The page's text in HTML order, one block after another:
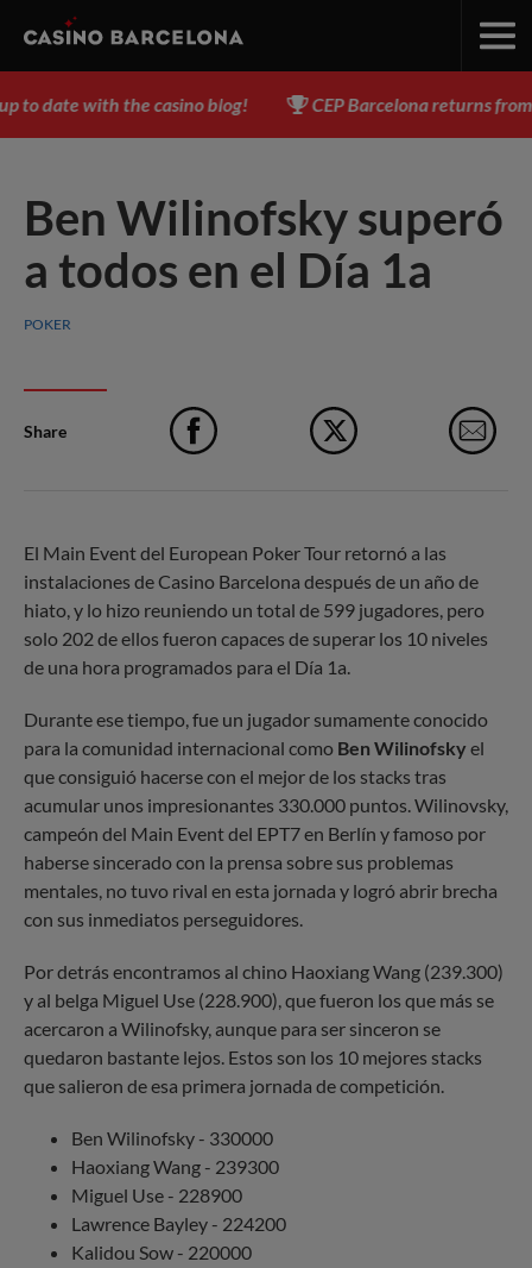
date with the casino blog! CEP Barcelona returns from
Ben Wilinofsky superó
a todos en el Día 1a
POKER
Share
El Main Event del European Poker Tour retornó a las
instalaciones de Casino Barcelona después de un año de
hiato, y lo hizo reuniendo un total de 599 jugadores, pero
solo 202 de ellos fueron capaces de superar los 10 niveles
de una hora programados para el Día 1a.
Durante ese tiempo, fue un jugador sumamente conocido
para la comunidad internacional como Ben Wilinofsky el
que consiguió hacerse con el mejor de los stacks tras
acumular unos impresionantes 330.000 puntos. Wilinovsky,
campeón del Main Event del EPT7 en Berlín y famoso por
haberse sincerado con la prensa sobre sus problemas
mentales, no tuvo rival en esta jornada y logró abrir brecha
con sus inmediatos perseguidores.
Por detrás encontramos al chino Haoxiang Wang (239.300)
y al belga Miguel Use (228.900), que fueron los que más se
acercaron a Wilinofsky, aunque para ser sinceron se
quedaron bastante lejos. Estos son los 10 mejores stacks
que salieron de esa primera jornada de competición.
Ben Wilinofsky - 330000
Haoxiang Wang - 239300
Miguel Use - 228900
Lawrence Bayley - 224200
Kalidou Sow - 220000